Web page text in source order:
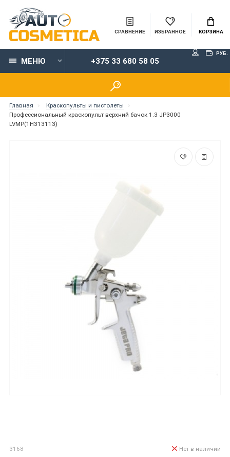
СРАВНЕНИЕ ИЗБРАННОЕ КОРЗИНА
МЕНЮ +375 33 680 58 05
РУБ.
Главная
Краскопульты и пистолеты
Профессиональный краскопульт верхний бачок 1.3 JP3000
LVMP(1H313113)
3168 Нет в наличии